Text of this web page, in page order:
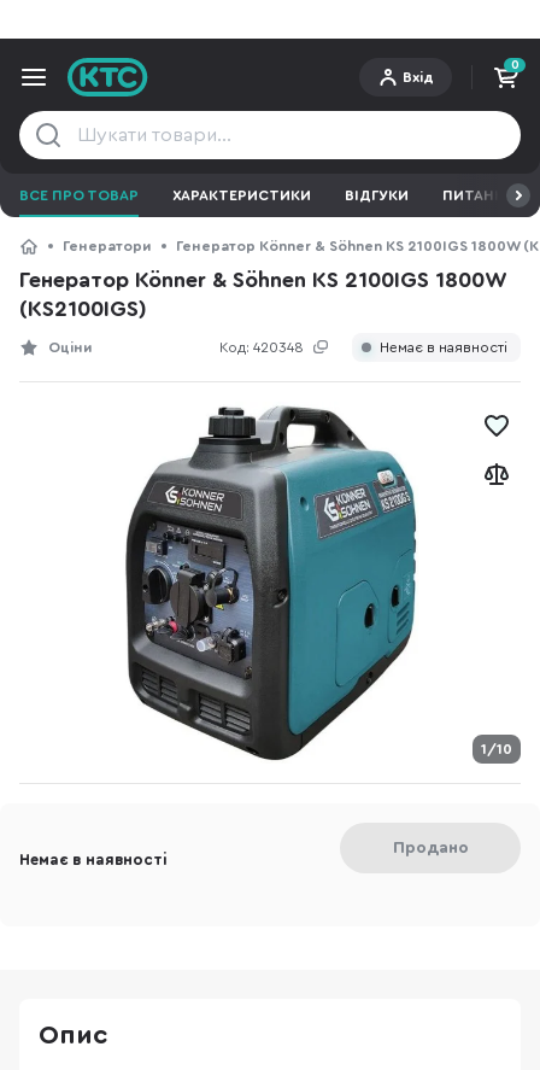
Вхід
0
ВСЕ ПРО ТОВАР ХАРАКТЕРИСТИКИ ВІДГУКИ ПИТАННЯ ТА
Генератори Генератор Könner & Söhnen KS 2100IGS 1800W
Генератор Könner & Söhnen KS 2100IGS 1800W
(KS2100IGS)
Код: 420348
Оціни Немає в наявності
1/10
Немає в наявності
Продано
Опис